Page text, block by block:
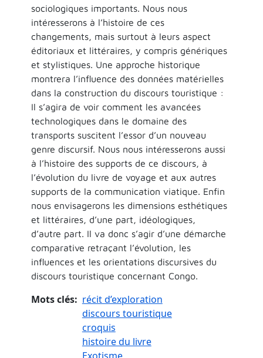
sociologiques importants. Nous nous
intéresserons à l’histoire de ces
changements, mais surtout à leurs aspect
éditoriaux et littéraires, y compris génériques
et stylistiques. Une approche historique
montrera l’influence des données matérielles
dans la construction du discours touristique :
Il s’agira de voir comment les avancées
technologiques dans le domaine des
transports suscitent l’essor d’un nouveau
genre discursif. Nous nous intéresserons aussi
à l’histoire des supports de ce discours, à
l’évolution du livre de voyage et aux autres
supports de la communication viatique. Enfin
nous envisagerons les dimensions esthétiques
et littéraires, d’une part, idéologiques,
d’autre part. Il va donc s’agir d’une démarche
comparative retraçant l’évolution, les
influences et les orientations discursives du
discours touristique concernant Congo.
Mots clés
récit d’exploration
discours touristique
croquis
histoire du livre